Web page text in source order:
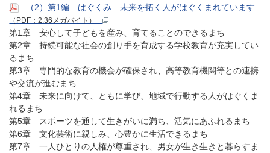
（2）第1編 はぐくみ 未来を拓く人がはぐくまれています
（PDF：2.36メガバイト）
第1章 安心して子どもを産み、育てることのできるまち
第2章 持続可能な社会の創り手を育成する学校教育が充実してい
るまち
第3章 専門的な教育の機会が確保され、高等教育機関等との連携
や交流が進むまち
第4章 未来に向けて、ともに学び、地域で行動する人がはぐくま
れるまち
第5章 スポーツを通して生きがいに満ち、活気にあふれるまち
第6章 文化芸術に親しみ、心豊かに生活できるまち
第7章 一人ひとりの人権が尊重され、男女が生き生きと暮らすま